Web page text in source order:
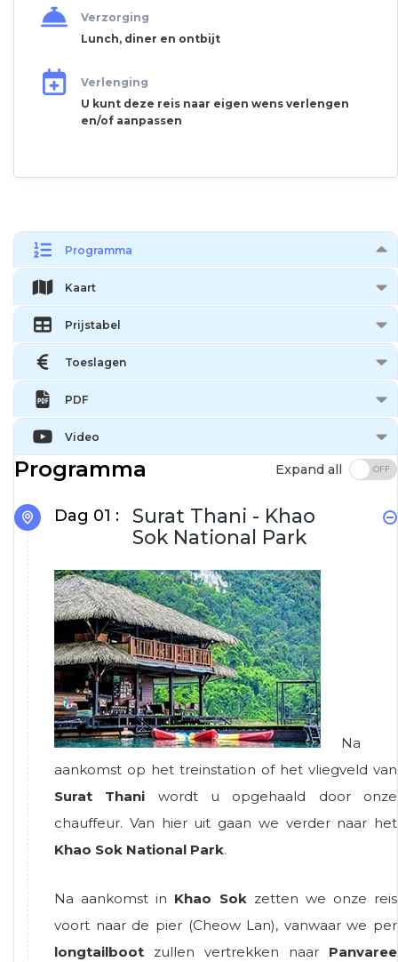
Verzorging
Lunch, diner en ontbijt
Verlenging
U kunt deze reis naar eigen wens verlengen
en/of aanpassen
Programma
Kaart
Prijstabel
Toeslagen
PDF
Video
Programma Expand all
Dag 01 :
Surat Thani - Khao
Sok National Park
Na
aankomst op het treinstation of het vliegveld van
Surat Thani wordt u opgehaald door onze
chauffeur. Van hier uit gaan we verder naar het
Khao Sok National Park.
Na aankomst in Khao Sokzetten we onze reis
voort naar de pier (Cheow Lan), vanwaar we per
longtailboot zullen vertrekken naar Panvaree